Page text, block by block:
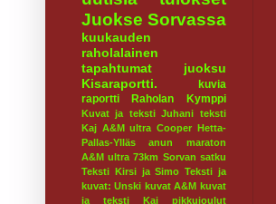
Juokse Sorvassa
kuukauden
raholalainen
tapahtumat
juoksu
Kisaraportti.
kuvia
raportti
Raholan Kymppi
Kuvat ja teksti Juhani teksti
Kaj A&M ultra Cooper Hetta-
Pallas-Ylläs
anun maraton
A&M ultra 73km Sorvan satku
Teksti Kirsi ja Simo Teksti ja
kuvat: Unski kuvat A&M kuvat
ja teksti Kaj
pikkujoulut